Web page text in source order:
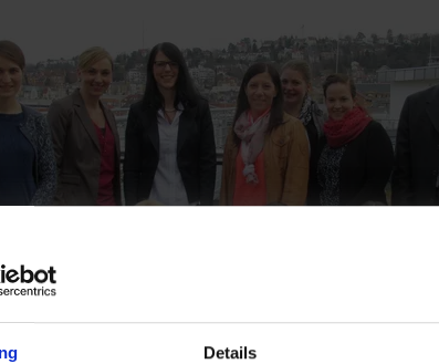
Details